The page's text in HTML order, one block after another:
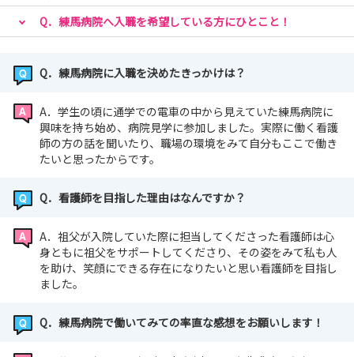
当日はまず、師長や主任と院内の見学をしていただきま
す。
師長にも、若手にも好きなだけ質問してください！
資料請求（エントリー）は下記からお気軽にどうぞ！
https://nurse.mynavi.jp/student/entries/entry/67defd7
877dd49ba66ee46b3f251650d
Q．練馬病院へ入職を希望している方にひとこと！
Q．練馬病院に入職を決めたきっかけは？
A．学生の頃に通学での電車の中から見えていた練馬病院に
興味を持ち始め、病院見学に参加しました。実際に働く看護
師の方の話を聞いたり、職場の環境をみて自分もここで働き
たいと思ったからです。
Q．看護師を目指した理由はなんですか？
A．祖父が入院していた際に担当してくださった看護師は心
身ともに祖父をサポートしてくださり、その姿をみて私も人
を助け、笑顔にできる存在になりたいと思い看護師を目指し
ました。
Q．練馬病院で働いてみての率直な感想をお願いします！